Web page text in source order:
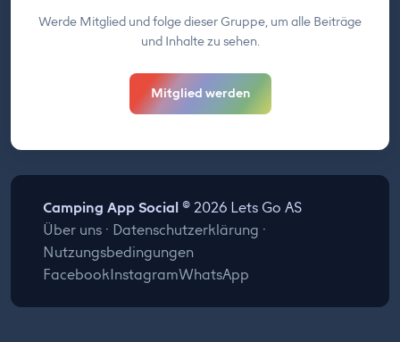
Werde Mitglied und folge dieser Gruppe, um alle Beiträge
und Inhalte zu sehen.
Mitglied werden
Camping App Social© 2026 Lets Go AS
Über uns· Datenschutzerklärung ·
Nutzungsbedingungen
FacebookInstagramWhatsApp